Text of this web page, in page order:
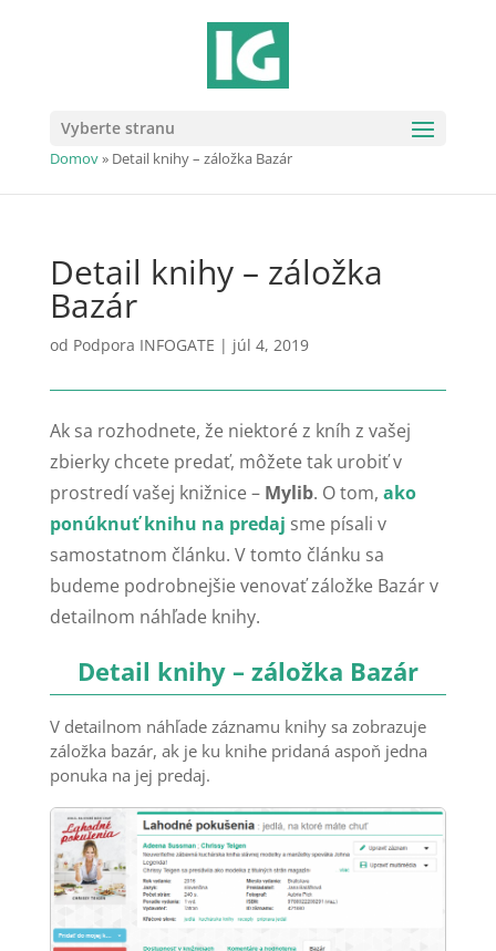
Vyberte stranu
Domov» Detail knihy – záložka Bazár
Detail knihy – záložka
Bazár
od Podpora INFOGATE | júl 4, 2019
Ak sa rozhodnete, že niektoré z kníh z vašej
zbierky chcete predať, môžete tak urobiť v
prostredí vašej knižnice – Mylib. O tom, ako
ponúknuť knihu na predaj sme písali v
samostatnom článku. V tomto článku sa
budeme podrobnejšie venovať záložke Bazár v
detailnom náhľade knihy.
Detail knihy – záložka Bazár
V detailnom náhľade záznamu knihy sa zobrazuje
záložka bazár, ak je ku knihe pridaná aspoň jedna
ponuka na jej predaj.